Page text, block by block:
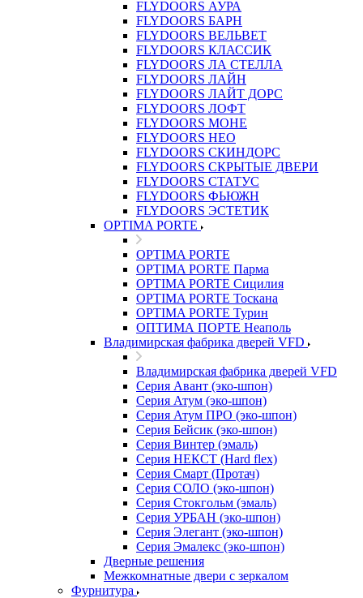
FLYDOORS АУРА
FLYDOORS БАРН
FLYDOORS ВЕЛЬВЕТ
FLYDOORS КЛАССИК
FLYDOORS ЛА СТЕЛЛА
FLYDOORS ЛАЙН
FLYDOORS ЛАЙТ ДОРС
FLYDOORS ЛОФТ
FLYDOORS МОНЕ
FLYDOORS НЕО
FLYDOORS СКИНДОРС
FLYDOORS СКРЫТЫЕ ДВЕРИ
FLYDOORS СТАТУС
FLYDOORS ФЬЮЖН
FLYDOORS ЭСТЕТИК
OPTIMA PORTE
OPTIMA PORTE
OPTIMA PORTE Парма
OPTIMA PORTE Сицилия
OPTIMA PORTE Тоскана
OPTIMA PORTE Турин
ОПТИМА ПОРТЕ Неаполь
Владимирская фабрика дверей VFD
Владимирская фабрика дверей VFD
Серия Авант (эко-шпон)
Серия Атум (эко-шпон)
Серия Атум ПРО (эко-шпон)
Серия Бейсик (эко-шпон)
Серия Винтер (эмаль)
Серия НЕКСТ (Hard flex)
Серия Смарт (Протач)
Серия СОЛО (эко-шпон)
Серия Стокгольм (эмаль)
Серия УРБАН (эко-шпон)
Серия Элегант (эко-шпон)
Серия Эмалекс (эко-шпон)
Дверные решения
Межкомнатные двери c зеркалом
Фурнитура